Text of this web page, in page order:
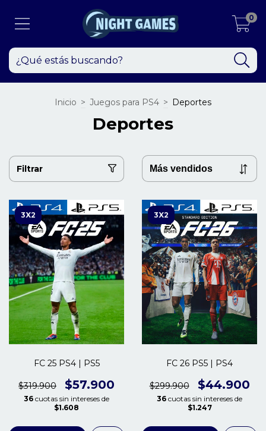
0
Inicio > Juegos para PS4 > Deportes
Deportes
Filtrar
3X2
FC 25 PS4 | PS5
$319.900 $57.900
36 cuotas sin intereses de
$1.608
3X2
FC 26 PS5 | PS4
$299.900 $44.900
36 cuotas sin intereses de
$1.247